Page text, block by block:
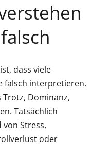
dass viele
falsch interpretieren.
Dominanz,
Tatsächlich
Stress,
oder